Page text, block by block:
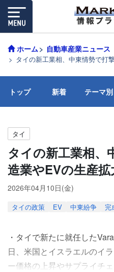
ホーム 自動車産業ニュース
タイの新工業相、中東情勢で打
トップ 新着 テーマ別
タイ
タイの新工業相、
造業やEVの生産
2026年04月10日(金)
タイの政策 EV 中東紛争 完
・タイで新たに就任した
日、米国とイスラエルのイ
ー価格の上昇やサプライチ